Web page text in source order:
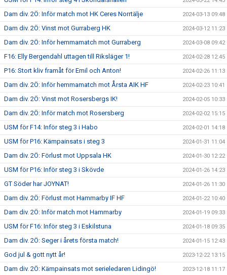
Dam div. 2Ö: Inför match mot HK Ceres Norrtälje 2024-03-13 09:48
Dam div. 2Ö: Vinst mot Gurraberg HK 2024-03-12 11:23
Dam div. 2Ö: Inför hemmamatch mot Gurraberg 2024-03-08 09:42
F16: Elly Bergendahl uttagen till Riksläger 1! 2024-02-28 12:45
P16: Stort kliv framåt för Emil och Anton! 2024-02-26 11:13
Dam div. 2Ö: Inför hemmamatch mot Årsta AIK HF 2024-02-23 10:41
Dam div. 2Ö: Vinst mot Rosersbergs IK! 2024-02-05 10:33
Dam div. 2Ö: Inför match mot Rosersberg 2024-02-02 15:15
USM för F14: Inför steg 3 i Habo 2024-02-01 14:18
USM för P16: Kämpainsats i steg 3 2024-01-31 11:04
Dam div. 2Ö: Förlust mot Uppsala HK 2024-01-30 12:22
USM för P16: Inför steg 3 i Skövde 2024-01-26 14:23
GT Söder har JOYNAT! 2024-01-26 11:30
Dam div. 2Ö: Förlust mot Hammarby IF HF 2024-01-22 10:40
Dam div. 2Ö: Inför match mot Hammarby 2024-01-19 09:33
USM för F16: Inför steg 3 i Eskilstuna 2024-01-18 09:35
Dam div. 2Ö: Seger i årets första match! 2024-01-15 12:43
God jul & gott nytt år! 2023-12-22 13:15
Dam div. 2Ö: Kämpainsats mot serieledaren Lidingö! 2023-12-18 11:17